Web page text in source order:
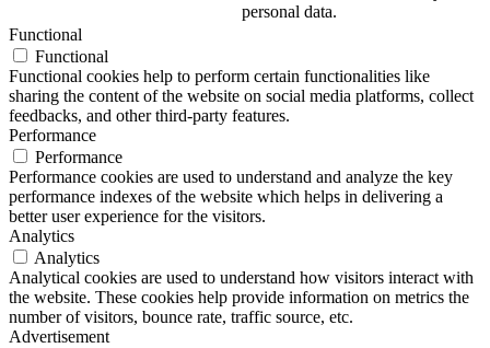
personal data.
Functional
Functional
Functional cookies help to perform certain functionalities like
sharing the content of the website on social media platforms, collect
feedbacks, and other third-party features.
Performance
Performance
Performance cookies are used to understand and analyze the key
performance indexes of the website which helps in delivering a
better user experience for the visitors.
Analytics
Analytics
Analytical cookies are used to understand how visitors interact with
the website. These cookies help provide information on metrics the
number of visitors, bounce rate, traffic source, etc.
Advertisement